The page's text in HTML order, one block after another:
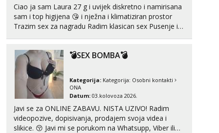
Lili
Čekam tvoj poziv!
Tel:064/677-677- Kod: #128
Ivančica
Čekam tvoj poziv!
064/677-677
tel:0,93€ - mob:1,12€ min
Anita
Čekam tvoj poziv!
Ciao ja sam Laura 27 g i uvijek diskretno i namirisana
sam i top higijena 😘 i nježna i klimatiziran prostor
Trazim sex za nagradu Radim klasican sex Pusenje i
neljubim se Wha...💣SEX BOMBA💣
Kategorija: Kategorija: Osobni kontakti
ONA
Datum: 03.kolovoza 2026.
Javi se za ONLINE ZABAVU. NISTA UZIVO! Radim
videopozive, dopisivanja, prodajem svoja videa i
slikice. 😚 Javi mi se porukom na Whatsupp, Viber ili